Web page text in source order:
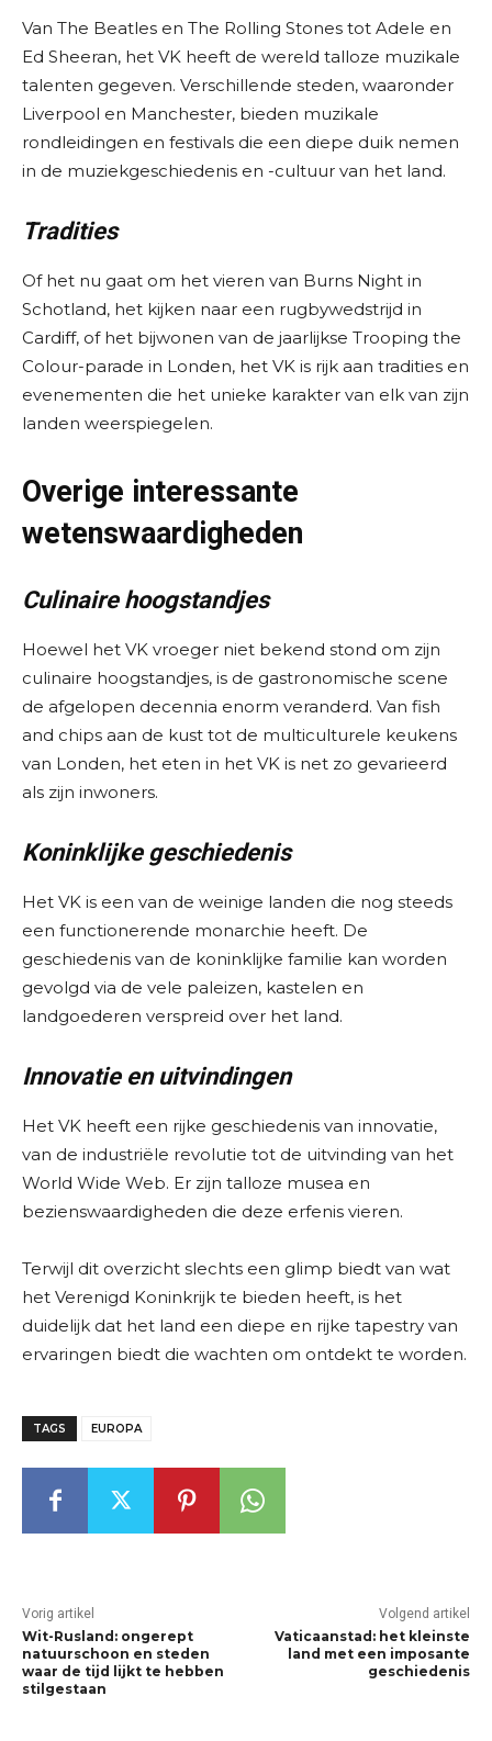
Van The Beatles en The Rolling Stones tot Adele en
Ed Sheeran, het VK heeft de wereld talloze muzikale
talenten gegeven. Verschillende steden, waaronder
Liverpool en Manchester, bieden muzikale
rondleidingen en festivals die een diepe duik nemen
in de muziekgeschiedenis en -cultuur van het land.
Tradities
Of het nu gaat om het vieren van Burns Night in
Schotland, het kijken naar een rugbywedstrijd in
Cardiff, of het bijwonen van de jaarlijkse Trooping the
Colour-parade in Londen, het VK is rijk aan tradities en
evenementen die het unieke karakter van elk van zijn
landen weerspiegelen.
Overige interessante
wetenswaardigheden
Culinaire hoogstandjes
Hoewel het VK vroeger niet bekend stond om zijn
culinaire hoogstandjes, is de gastronomische scene
de afgelopen decennia enorm veranderd. Van fish
and chips aan de kust tot de multiculturele keukens
van Londen, het eten in het VK is net zo gevarieerd
als zijn inwoners.
Koninklijke geschiedenis
Het VK is een van de weinige landen die nog steeds
een functionerende monarchie heeft. De
geschiedenis van de koninklijke familie kan worden
gevolgd via de vele paleizen, kastelen en
landgoederen verspreid over het land.
Innovatie en uitvindingen
Het VK heeft een rijke geschiedenis van innovatie,
van de industriële revolutie tot de uitvinding van het
World Wide Web. Er zijn talloze musea en
bezienswaardigheden die deze erfenis vieren.
Terwijl dit overzicht slechts een glimp biedt van wat
het Verenigd Koninkrijk te bieden heeft, is het
duidelijk dat het land een diepe en rijke tapestry van
ervaringen biedt die wachten om ontdekt te worden.
TAGS EUROPA
Vorig artikel
Wit-Rusland: ongerept
natuurschoon en steden
waar de tijd lijkt te hebben
stilgestaan
Volgend artikel
Vaticaanstad: het kleinste
land met een imposante
geschiedenis